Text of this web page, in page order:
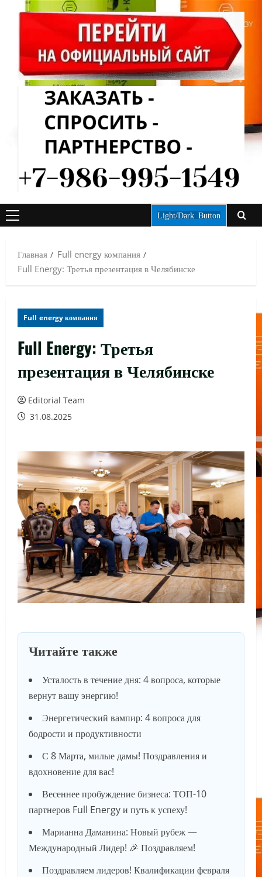
ОСНОВНОЕ
Light/Dark Button
Главная
Full energy компания
Full Energy: Третья презентация в Челябинске
Full energy компания
Full Energy: Третья
презентация в Челябинске
Editorial Team
31.08.2025
Читайте также
Усталость в течение дня: 4 вопроса, которые
вернут вашу энергию!
Энергетический вампир: 4 вопроса для
бодрости и продуктивности
С 8 Марта, милые дамы! Поздравления и
вдохновение для вас!
Весеннее пробуждение бизнеса: ТОП-10
партнеров Full Energy и путь к успеху!
Марианна Даманина: Новый рубеж —
Международный Лидер! 🎉 Поздравляем!
Поздравляем лидеров! Квалификации февраля